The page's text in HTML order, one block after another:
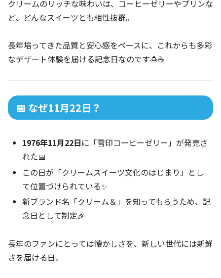
クリームのリッチな味わいは、コーヒーゼリーやプリンな
ど、どんなスイーツとも相性抜群。
長年培ってきた品質と安心感をベースに、これからも多彩
なデザート体験を届ける記念日なのです🍮☕
📅 なぜ11月22日？
1976年11月22日に「雪印コーヒーゼリー」が発売さ
れた📅
この日が「クリームスイーツ文化のはじまり」とし
て位置づけられている✨
新ブランド名「クリーム＆」を知ってもらうため、記
念日として制定🎉
長年のファンにとっては懐かしさを、新しい世代には新鮮
さを届ける日。